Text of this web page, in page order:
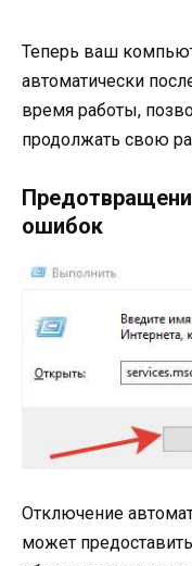
Теперь ваш
автоматически
время работы,
продолжать свою
ошибок
Отключение
может